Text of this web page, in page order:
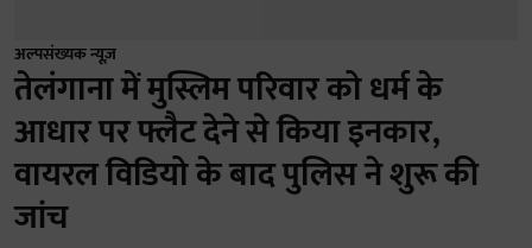
अल्पसंख्यक न्यूज़
तेलंगाना में मुस्लिम परिवार को धर्म के
आधार पर फ्लैट देने से किया इनकार,
वायरल विडियो के बाद पुलिस ने शुरू की
जांच